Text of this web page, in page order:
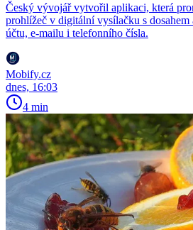
Český vývojář vytvořil aplikaci, která
prohlížeč v digitální vysílačku s
účtu, e-mailu i telefonního čísla.
Mobify.cz
dnes, 16:03
4 min